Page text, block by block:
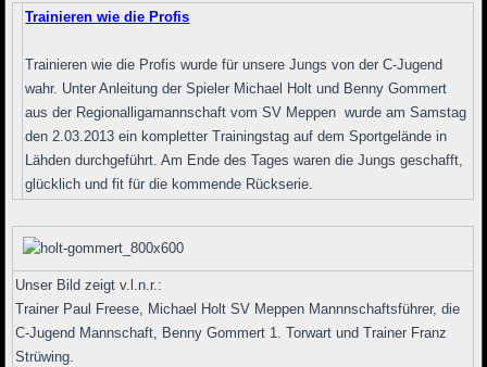
Trainieren wie die Profis
Trainieren wie die Profis wurde für unsere Jungs von der C-Jugend
wahr. Unter Anleitung der Spieler Michael Holt und Benny Gommert
aus der Regionalligamannschaft vom SV Meppen wurde am Samstag
den 2.03.2013 ein kompletter Trainingstag auf dem Sportgelände in
Lähden durchgeführt. Am Ende des Tages waren die Jungs geschafft,
glücklich und fit für die kommende Rückserie.
Unser Bild zeigt v.l.n.r.:
Trainer Paul Freese, Michael Holt SV Meppen Mannnschaftsführer, die
C-Jugend Mannschaft, Benny Gommert 1. Torwart und Trainer Franz
Strüwing.